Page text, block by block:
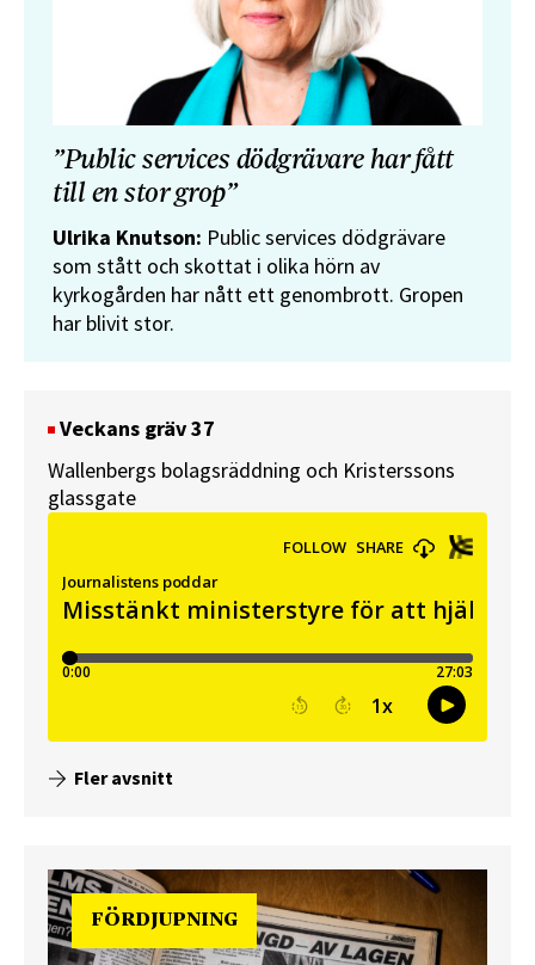
”Public services dödgrävare har fått
till en stor grop”
Ulrika Knutson: Public services dödgrävare
som stått och skottat i olika hörn av
kyrkogården har nått ett genombrott. Gropen
har blivit stor.
Veckans gräv 37
Wallenbergs bolagsräddning och Kristerssons
glassgate
Fler avsnitt
FÖRDJUPNING